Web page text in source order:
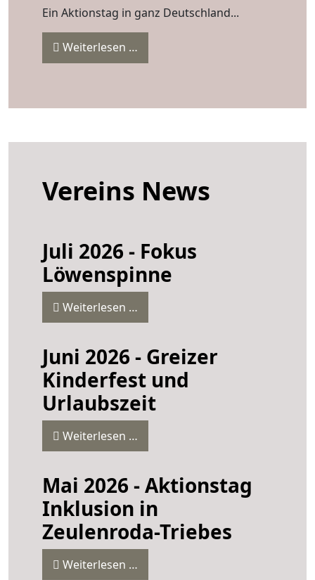
Ein Aktionstag in ganz Deutschland...
Weiterlesen …
Vereins News
Juli 2026 - Fokus
Löwenspinne
Weiterlesen …
Juni 2026 - Greizer
Kinderfest und
Urlaubszeit
Weiterlesen …
Mai 2026 - Aktionstag
Inklusion in
Zeulenroda-Triebes
Weiterlesen …